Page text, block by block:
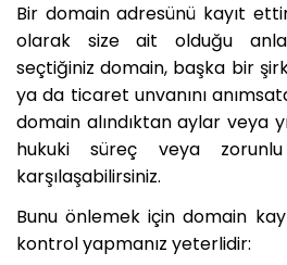
Bir domain adresünü kayıt
olarak size ait olduğu
seçtiğiniz domain, başka bir
ya da ticaret unvanını
domain alındıktan aylar veya
hukuki süreç veya
karşılaşabilirsiniz.
Bunu önlemek için domain
kontrol yapmanız yeterlidir: